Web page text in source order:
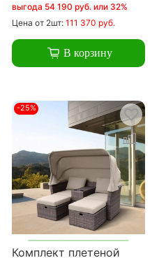
выгода 54 190 руб. или 32%
Цена от 2шт: 111 370 руб.
В корзину
-25%
Комплект плетеной